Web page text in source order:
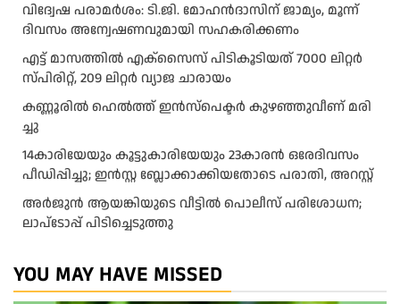
വിദ്വേഷ പരാമർശം: ടി.ജി. മോഹൻദാസിന് ജാമ്യം, മൂന്ന്
ദിവസം അന്വേഷണവുമായി സഹകരിക്കണം
എട്ട് മാസത്തിൽ എക്സൈസ് പിടികൂടിയത് 7000 ലിറ്റർ
സ്പിരിറ്റ്‌, 209 ലിറ്റർ വ്യാജ ചാരായം
ക​ണ്ണൂ​രി​ൽ ഹെ​ൽ​ത്ത്‌ ഇ​ൻ​സ്‌​പെ​ക്ട​ർ കു​ഴ​ഞ്ഞു​വീ​ണ് മ​രി​
ച്ചു
14കാരിയേയും കൂട്ടുകാരിയേയും 23കാരൻ ഒരേദിവസം
പീഡിപ്പിച്ചു; ഇൻസ്റ്റ ബ്ലോക്കാക്കിയതോടെ പരാതി, അറസ്റ്റ്
അർജുൻ ആയങ്കിയുടെ വീട്ടിൽ പൊലീസ് പരിശോധന;
ലാപ്ടോപ്പ് പിടിച്ചെടുത്തു
YOU MAY HAVE MISSED